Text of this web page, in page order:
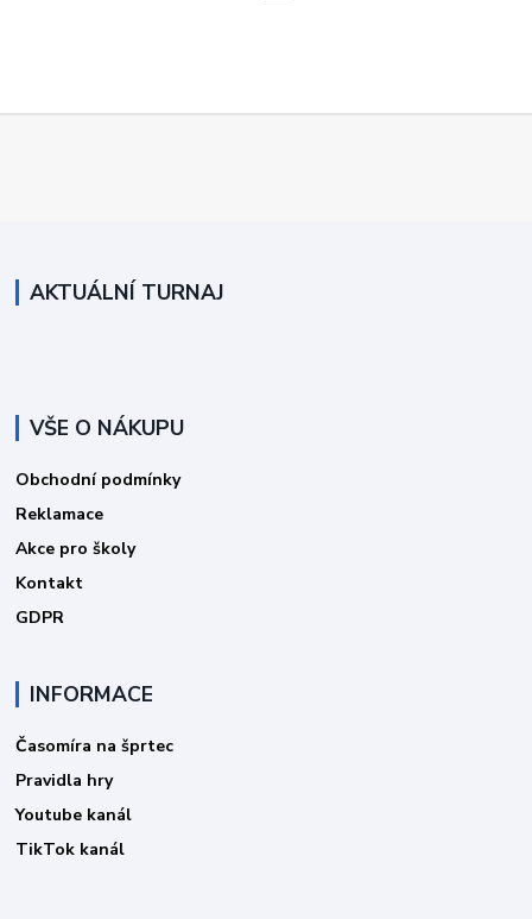
AKTUÁLNÍ TURNAJ
VŠE O NÁKUPU
Obchodní podmínky
Reklamace
Akce pro školy
Kontakt
GDPR
INFORMACE
Časomíra na šprtec
Pravidla hry
Youtube kanál
TikTok kanál